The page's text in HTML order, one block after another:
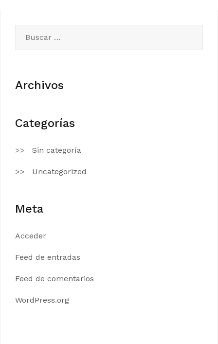
entradas
Archivos
Categorías
Sin categoría
Uncategorized
Meta
Acceder
Feed de entradas
Feed de comentarios
WordPress.org